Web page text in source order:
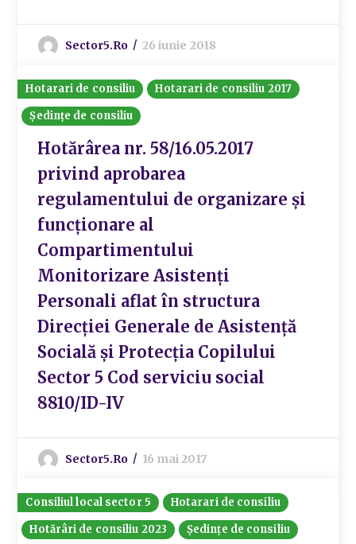
Sector5.ro 26 iunie 2018
Hotarari de consiliu
Hotarari de consiliu 2017
Ședințe de consiliu
Hotărârea nr. 58/16.05.2017
privind aprobarea
regulamentului de organizare și
funcționare al
Compartimentului
Monitorizare Asistenți
Personali aflat în structura
Direcției Generale de Asistență
Socială și Protecția Copilului
Sector 5 Cod serviciu social
8810/ID-IV
Sector5.ro 16 mai 2017
Consiliul local sector 5
Hotarari de consiliu
Hotărâri de consiliu 2023
Ședințe de consiliu